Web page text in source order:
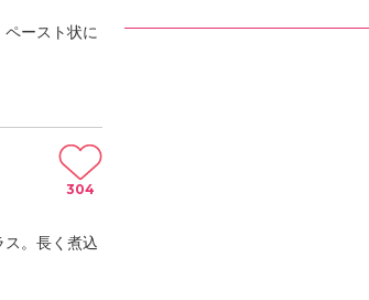
ペースト状に
ス。長く煮込
304